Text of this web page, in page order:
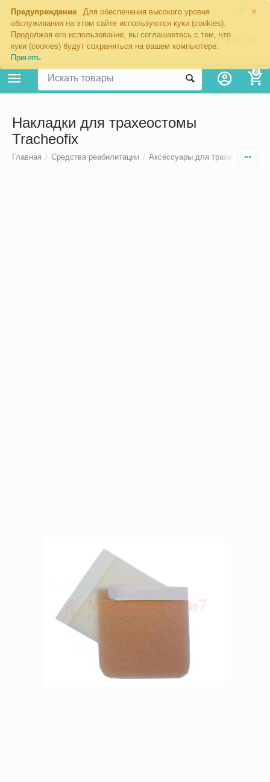
×
Предупреждение
Для обеспечения высокого уровня
обслуживания на этом сайте используются куки (cookies).
Продолжая его использование, вы соглашаетесь с тем, что
куки (cookies) будут сохраняться на вашем компьютере:
Принять
8 (800) 201-70-57
0
Накладки для трахеостомы
Tracheofix
Главная / Средства реабилитации / Аксессуары для трахеостомы